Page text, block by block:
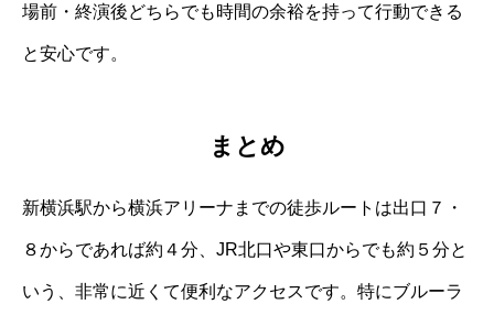
場前・終演後どちらでも時間の余裕を持って行動できる
と安心です。
まとめ
新横浜駅から横浜アリーナまでの徒歩ルートは出口７・
８からであれば約４分、JR北口や東口からでも約５分と
いう、非常に近くて便利なアクセスです。特にブルーラ